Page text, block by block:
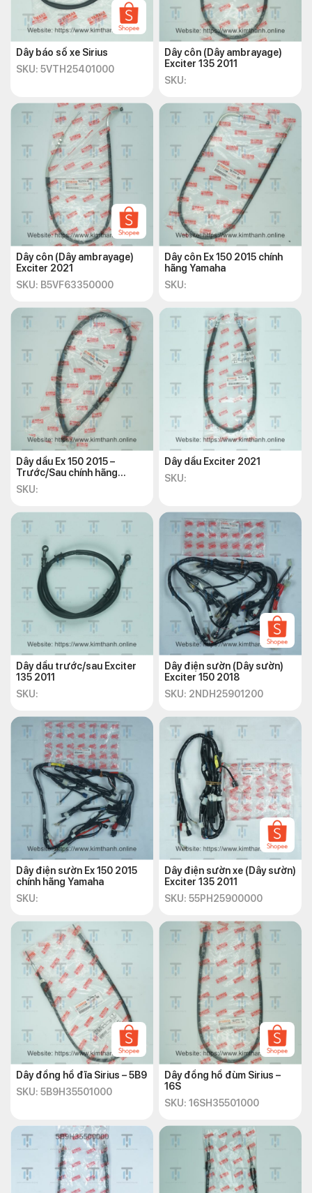
Dây báo số xe Sirius
SKU: 5VTH25401000
Dây côn (Dây ambrayage)
Exciter 135 2011
SKU:
Dây côn (Dây ambrayage)
Exciter 2021
SKU: B5VF63350000
Dây côn Ex 150 2015 chính
hãng Yamaha
SKU:
Dây dầu Ex 150 2015 –
Trước/Sau chính hãng
Yamaha
SKU:
Dây dầu Exciter 2021
SKU:
Dây dầu trước/sau Exciter
135 2011
SKU:
Dây điện sườn (Dây sườn)
Exciter 150 2018
SKU: 2NDH25901200
Dây điện sườn Ex 150 2015
chính hãng Yamaha
SKU:
Dây điện sườn xe (Dây sườn)
Exciter 135 2011
SKU: 55PH25900000
Dây đồng hồ đĩa Sirius – 5B9
SKU: 5B9H35501000
Dây đồng hồ đùm Sirius –
16S
SKU: 16SH35501000